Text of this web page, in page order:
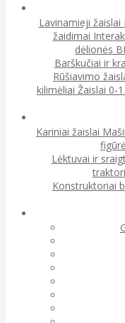
Lavinamieji žaislai
žaidimai
dėlionės
Barškučiai ir
Rūšiavimo
kilimėliai Žaislai 0-
Kariniai žaislai
Lėktuvai ir
Konstruktoriai